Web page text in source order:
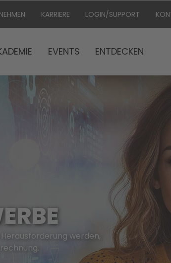
KARRIERE LOGIN/SUPPORT
EVENTS ENTDECKEN
werden,